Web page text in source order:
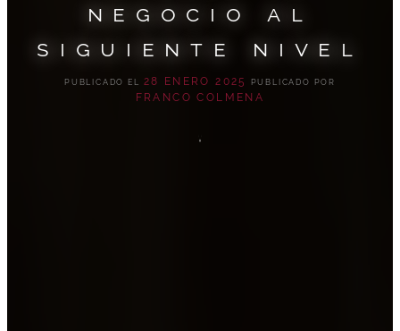
negocio al
siguiente nivel
PUBLICADO EL 28 ENERO 2025 PUBLICADO POR
FRANCO COLMENA